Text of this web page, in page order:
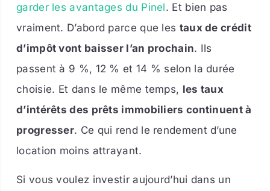
garder les avantages du Pinel. Et bien pas
vraiment. D’abord parce que les taux de crédit
d’impôt vont baisser l’an prochain. Ils
passent à 9 %, 12 % et 14 % selon la durée
choisie. Et dans le même temps, les taux
d’intérêts des prêts immobiliers continuent à
progresser. Ce qui rend le rendement d’une
location moins attrayant.
Si vous voulez investir aujourd’hui dans un